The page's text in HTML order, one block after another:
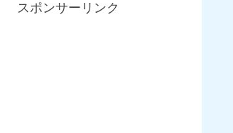
スポンサーリンク